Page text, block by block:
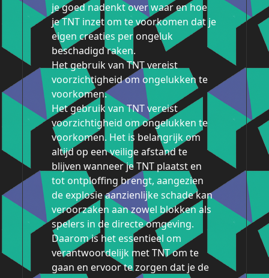
je goed nadenkt over waar en hoe
je TNT inzet om te voorkomen dat je
eigen creaties per ongeluk
beschadigd raken.
Het gebruik van TNT vereist
voorzichtigheid om ongelukken te
voorkomen.
Het gebruik van TNT vereist
voorzichtigheid om ongelukken te
voorkomen. Het is belangrijk om
altijd op een veilige afstand te
blijven wanneer je TNT plaatst en
tot ontploffing brengt, aangezien
de explosie aanzienlijke schade kan
veroorzaken aan zowel blokken als
spelers in de directe omgeving.
Daarom is het essentieel om
verantwoordelijk met TNT om te
gaan en ervoor te zorgen dat je de